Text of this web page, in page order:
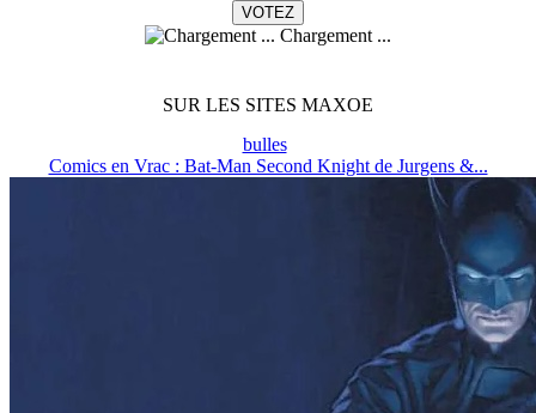
Chargement ...
SUR LES SITES MAXOE
bulles
Comics en Vrac : Bat-Man Second Knight de Jurgens &...